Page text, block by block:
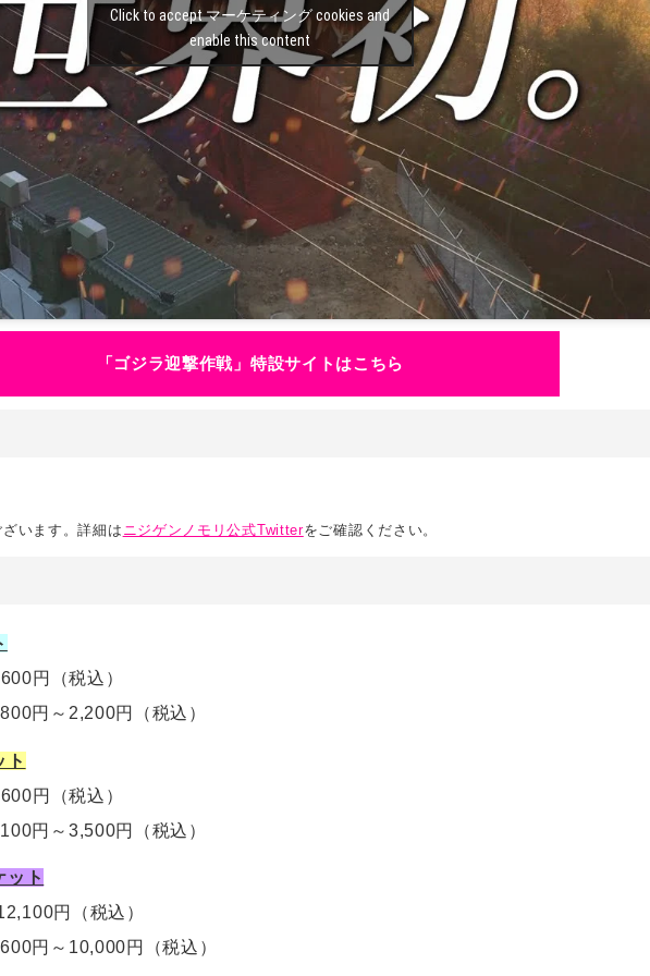
Click to accept マーケティング cookies and
enable this content
「ゴジラ迎撃作戦」特設サイトはこちら
います。詳細は ニジゲンノモリ公式Twitterをご確認ください。
円
（税込）
円～2,200円
（税込）
円（税込）
円～3,500円
（税込）
ト
円
（税込）
円～10,000円
（税込）